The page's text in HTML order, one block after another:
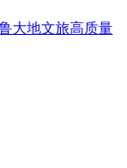
大地文旅高质量